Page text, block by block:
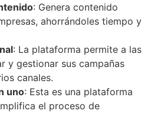
: Genera contenido
ahorrándoles tiempo y
: La plataforma permite a las
y gestionar sus campañas
canales.
uno: Esta es una plataforma
el proceso de